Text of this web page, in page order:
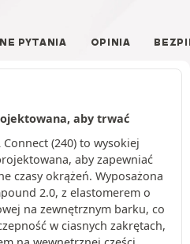
PYTANIA OPINIA
aby trwać
(240) to wysokiej
aby zapewniać
czasy okrążeń. Wyposażona
2.0, z elastomerem o
na zewnętrznym barku, co
w ciasnych zakrętach,